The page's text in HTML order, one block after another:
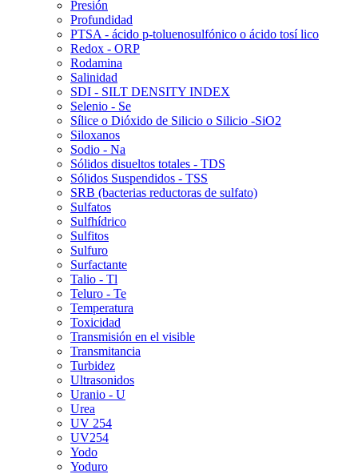
Presión
Profundidad
PTSA - ácido p-toluenosulfónico o ácido tosí lico
Redox - ORP
Rodamina
Salinidad
SDI - SILT DENSITY INDEX
Selenio - Se
Sílice o Dióxido de Silicio o Silicio -SiO2
Siloxanos
Sodio - Na
Sólidos disueltos totales - TDS
Sólidos Suspendidos - TSS
SRB (bacterias reductoras de sulfato)
Sulfatos
Sulfhídrico
Sulfitos
Sulfuro
Surfactante
Talio - Tl
Teluro - Te
Temperatura
Toxicidad
Transmisión en el visible
Transmitancia
Turbidez
Ultrasonidos
Uranio - U
Urea
UV 254
UV254
Yodo
Yoduro